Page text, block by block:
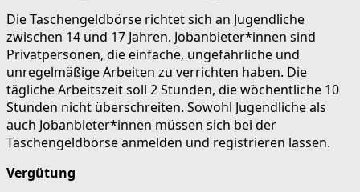
Die Taschengeldbörse richtet sich an Jugendliche
zwischen 14 und 17 Jahren. Jobanbieter*innen sind
Privatpersonen, die einfache, ungefährliche und
unregelmäßige Arbeiten zu verrichten haben. Die
tägliche Arbeitszeit soll 2 Stunden, die wöchentliche 10
Stunden nicht überschreiten. Sowohl Jugendliche als
auch Jobanbieter*innen müssen sich bei der
Taschengeldbörse anmelden und registrieren lassen.
Vergütung